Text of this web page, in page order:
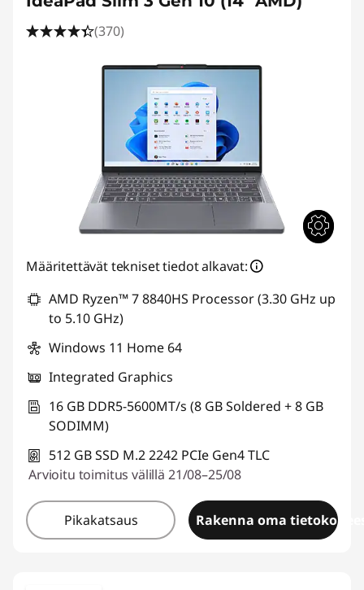
(370)
Määritettävät tekniset tiedot alkavat:
AMD Ryzen™ 7 8840HS Processor (3.30 GHz up
to 5.10 GHz)
Windows 11 Home 64
Integrated Graphics
16 GB DDR5-5600MT/s (8 GB Soldered + 8 GB
SODIMM)
512 GB SSD M.2 2242 PCIe Gen4 TLC
Arvioitu toimitus välillä 21/08–25/08
Pikakatsaus Rakenna oma